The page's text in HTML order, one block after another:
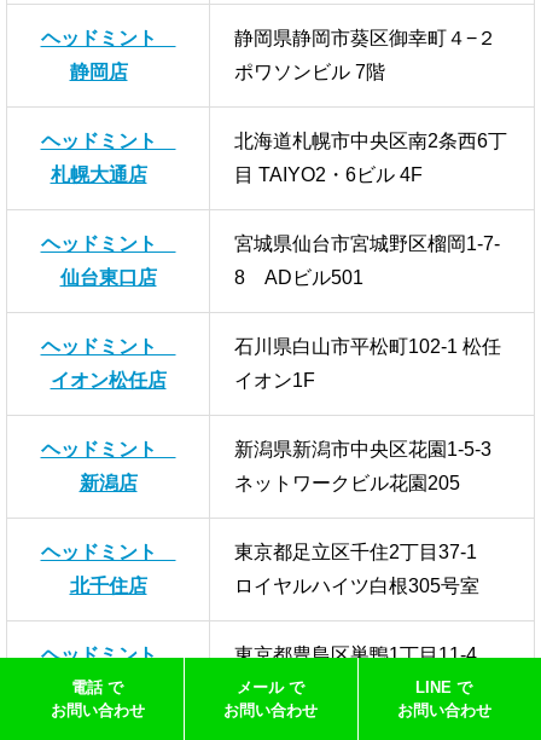
ヘッドミント
静岡店
静岡県静岡市葵区御幸町４−２
ポワソンビル 7階
ヘッドミント
札幌大通店
北海道札幌市中央区南2条西6丁
目 TAIYO2・6ビル 4F
ヘッドミント
仙台東口店
宮城県仙台市宮城野区榴岡1-7-
8 ADビル501
ヘッドミント
イオン松任店
石川県白山市平松町102-1 松任
イオン1F
ヘッドミント
新潟店
新潟県新潟市中央区花園1-5-3
ネットワークビル花園205
ヘッドミント
北千住店
東京都足立区千住2丁目37-1
ロイヤルハイツ白根305号室
ヘッドミント
巣鴨店
東京都豊島区巣鴨1丁目11-4
スカイタワーアネックス５F
電話 で
お問い合わせ
メール で
お問い合わせ
LINE で
お問い合わせ